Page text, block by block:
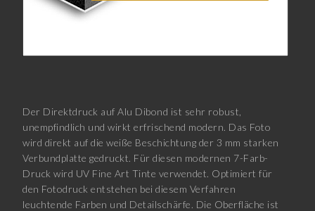
Der Direktdruck auf Alu Dibond ist sehr robust,
unempfindlich und wirkt erfrischend modern. Das Foto
wird direkt auf die weiße Beschichtung der 3 mm starken
Verbundplatte gedruckt. Für diesen modernen 7-Farb-
Druck wird UV Fine Art Tinte verwendet. Optimiert für
den Fotodruck entstehen bei diesem Verfahren
leuchtende Farben und Detailschärfe. Die Oberfläche ist